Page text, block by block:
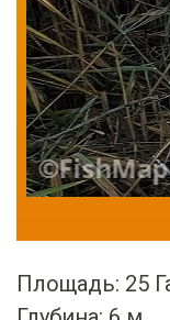
Площадь: 25
Глубина: 6 м
Рыбы: раки,